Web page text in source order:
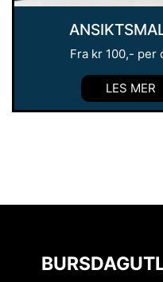
Fra kr 100,- per
LES MER